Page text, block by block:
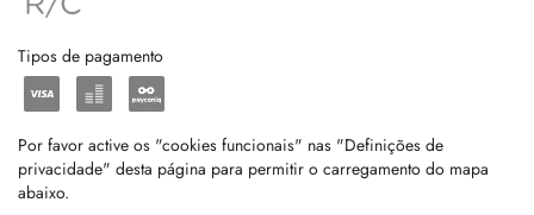
Tipos de pagamento
Por favor active os "cookies funcionais" nas "Definições de
privacidade" desta página para permitir o carregamento do mapa
abaixo.